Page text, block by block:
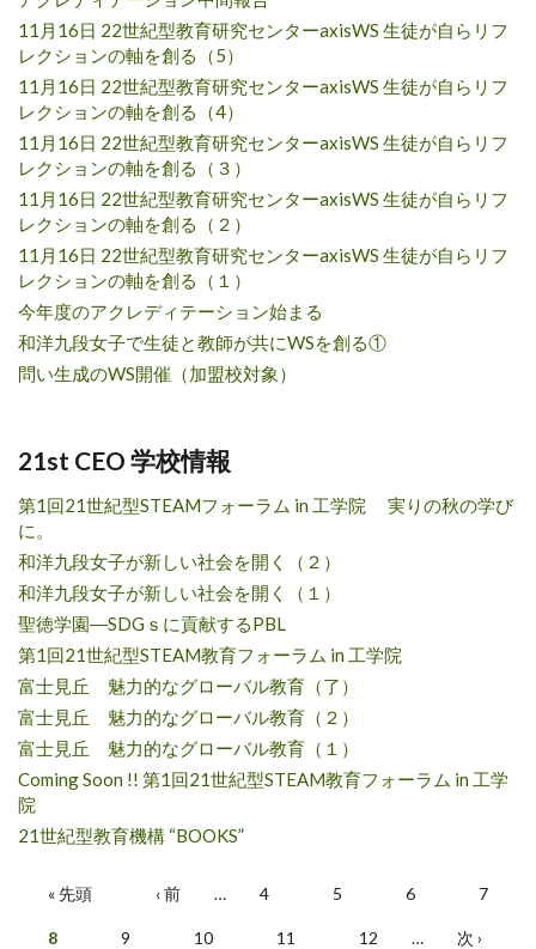
11月16日 22世紀型教育研究センターaxisWS 生徒が自らリフ
レクションの軸を創る（5）
11月16日 22世紀型教育研究センターaxisWS 生徒が自らリフ
レクションの軸を創る（4）
11月16日 22世紀型教育研究センターaxisWS 生徒が自らリフ
レクションの軸を創る（３）
11月16日 22世紀型教育研究センターaxisWS 生徒が自らリフ
レクションの軸を創る（２）
11月16日 22世紀型教育研究センターaxisWS 生徒が自らリフ
レクションの軸を創る（１）
今年度のアクレディテーション始まる
和洋九段女子で生徒と教師が共にWSを創る①
問い生成のWS開催（加盟校対象）
21st CEO 学校情報
第1回21世紀型STEAMフォーラム in 工学院 実りの秋の学び
に。
和洋九段女子が新しい社会を開く（２）
和洋九段女子が新しい社会を開く（１）
聖徳学園―SDGｓに貢献するPBL
第1回21世紀型STEAM教育フォーラム in 工学院
富士見丘 魅力的なグローバル教育（了）
富士見丘 魅力的なグローバル教育（２）
富士見丘 魅力的なグローバル教育（１）
Coming Soon !! 第1回21世紀型STEAM教育フォーラム in 工学
院
21世紀型教育機構 “BOOKS”
ページ
« 先頭 ‹ 前 … 4 5 6 7
8 9 10 11 12 … 次 ›